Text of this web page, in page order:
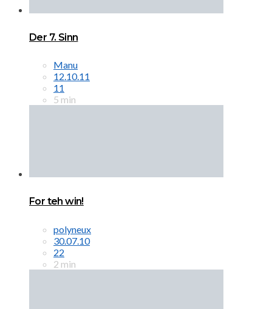
Der 7. Sinn
Manu
12.10.11
11
5 min
For teh win!
polyneux
30.07.10
22
2 min